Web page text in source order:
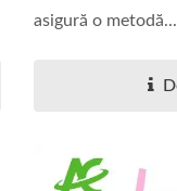
asigură o metodă...